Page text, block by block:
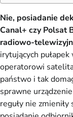
Nie, posiadanie
Canal+ czy Polsat
radiowo-
irytujących
operatorowi
państwo i tak
sprawne
reguły nie